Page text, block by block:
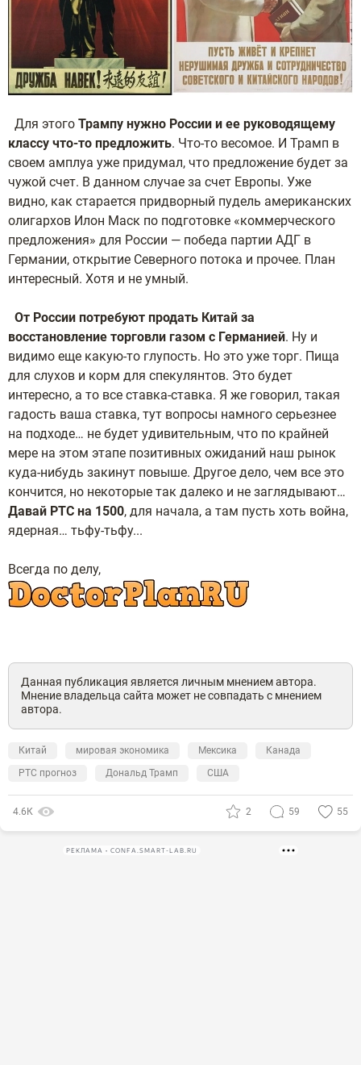
Для этого Трампу нужно России и ее руководящему
классу что-то предложить. Что-то весомое. И Трамп в
своем амплуа уже придумал, что предложение будет за
чужой счет. В данном случае за счет Европы. Уже
видно, как старается придворный пудель американских
олигархов Илон Маск по подготовке «коммерческого
предложения» для России — победа партии АДГ в
Германии, открытие Северного потока и прочее. План
интересный. Хотя и не умный.
От России потребуют продать Китай за
восстановление торговли газом с Германией. Ну и
видимо еще какую-то глупость. Но это уже торг. Пища
для слухов и корм для спекулянтов. Это будет
интересно, а то все ставка-ставка. Я же говорил, такая
гадость ваша ставка, тут вопросы намного серьезнее
на подходе… не будет удивительным, что по крайней
мере на этом этапе позитивных ожиданий наш рынок
куда-нибудь закинут повыше. Другое дело, чем все это
кончится, но некоторые так далеко и не заглядывают…
Давай РТС на 1500, для начала, а там пусть хоть война,
ядерная… тьфу-тьфу...
Всегда по делу,
Данная публикация является личным мнением автора.
Мнение владельца сайта может не совпадать с мнением
автора.
Китай мировая экономика Мексика
Канада
РТС прогноз
Дональд Трамп США
4.6К 2 59 55
РЕКЛАМА • CONFA.SMART-LAB.RU